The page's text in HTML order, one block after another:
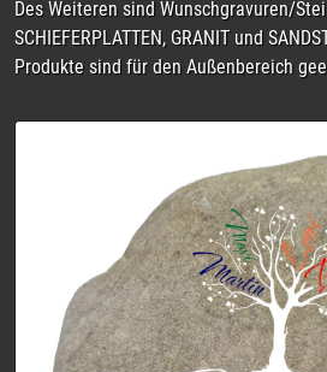
besonders unsere Familiensteine.
Familiensteine